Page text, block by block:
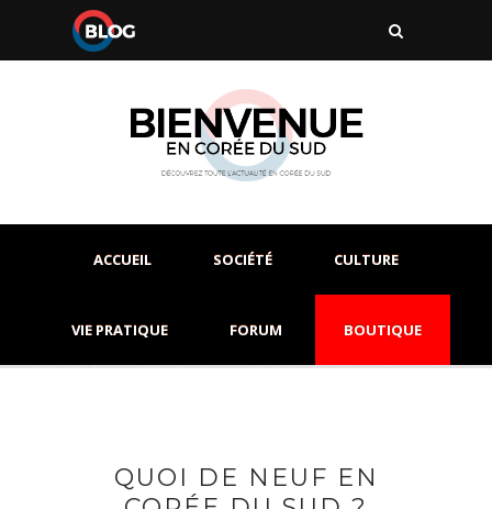
ACCUEIL SOCIÉTÉ CULTURE
VIE PRATIQUE FORUM BOUTIQUE
QUOI DE NEUF EN